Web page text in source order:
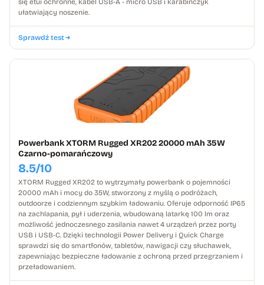
ułatwiający noszenie.
Sprawdź test
Powerbank XTORM Rugged XR202 20000 mAh 35W
Czarno-pomarańczowy
8.5/10
XTORM Rugged XR202 to wytrzymały powerbank o pojemności
20000 mAh i mocy do 35W, stworzony z myślą o podróżach,
outdoorze i codziennym szybkim ładowaniu. Oferuje odporność IP65
na zachlapania, pył i uderzenia, wbudowaną latarkę 100 lm oraz
możliwość jednoczesnego zasilania nawet 4 urządzeń przez porty
USB i USB-C. Dzięki technologii Power Delivery i Quick Charge
sprawdzi się do smartfonów, tabletów, nawigacji czy słuchawek,
zapewniając bezpieczne ładowanie z ochroną przed przegrzaniem i
przeładowaniem.